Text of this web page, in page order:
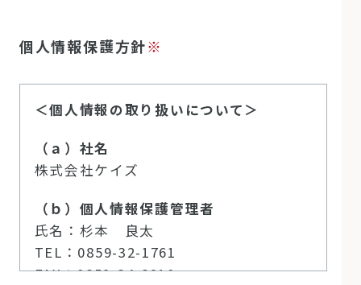
個人情報保護方針※
＜個人情報の取り扱いについて＞
（ａ）社名
株式会社ケイズ
（ｂ）個人情報保護管理者
氏名：杉本 良太
TEL： 0859-32-1761
FAX：0859-34-8910